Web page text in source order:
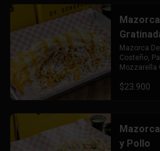
Mazorca
Costeño,
Mozzarella
$23.900
y Pollo